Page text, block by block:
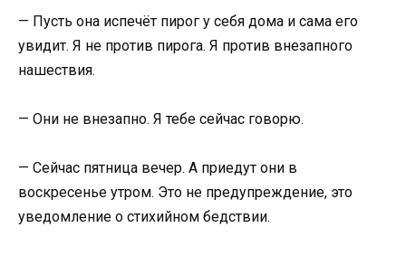
— Пусть она испечёт пирог у себя дома и сама его
увидит. Я не против пирога. Я против внезапного
нашествия.
— Они не внезапно. Я тебе сейчас говорю.
— Сейчас пятница вечер. А приедут они в
воскресенье утром. Это не предупреждение, это
уведомление о стихийном бедствии.